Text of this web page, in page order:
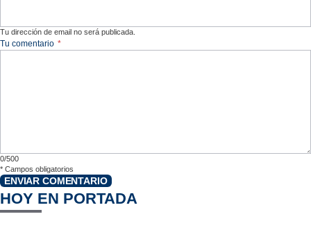
Tu dirección de email no será publicada.
Tu comentario *
0/500
* Campos obligatorios
ENVIAR COMENTARIO
HOY EN PORTADA